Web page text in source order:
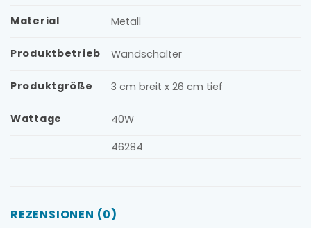
Material Metall
Produktbetrieb Wandschalter
Produktgröße 3 cm breit x 26 cm tief
Wattage
40W
46284
REZENSIONEN (0)